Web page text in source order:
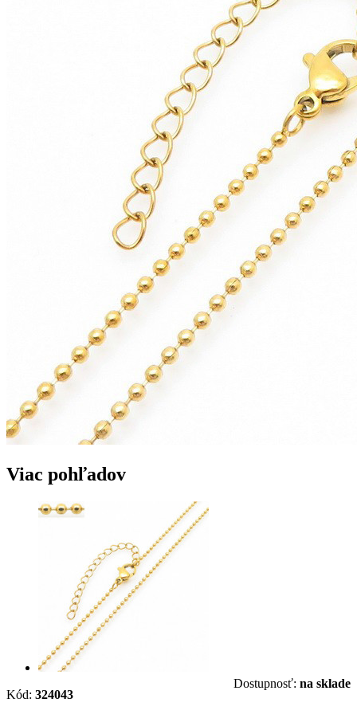
Viac pohľadov
Kód: 324043
Dostupnosť: na sklade